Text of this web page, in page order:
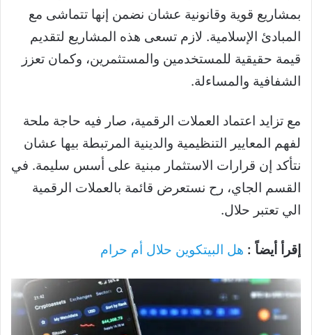
بمشاريع قوية وقانونية عشان نضمن إنها تتماشى مع
المبادئ الإسلامية. لازم تسعى هذه المشاريع لتقديم
قيمة حقيقية للمستخدمين والمستثمرين، وكمان تعزز
الشفافية والمساءلة.
مع تزايد اعتماد العملات الرقمية، صار فيه حاجة ملحة
لفهم المعايير التنظيمية والدينية المرتبطة بيها عشان
نتأكد إن قرارات الاستثمار مبنية على أسس سليمة. في
القسم الجاي، رح نستعرض قائمة بالعملات الرقمية
الي تعتبر حلال.
إقرأ أيضاً : هل البيتكوين حلال أم حرام